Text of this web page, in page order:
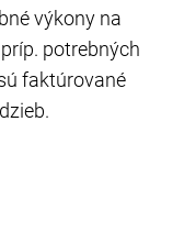
výkony na
potrebných
faktúrované